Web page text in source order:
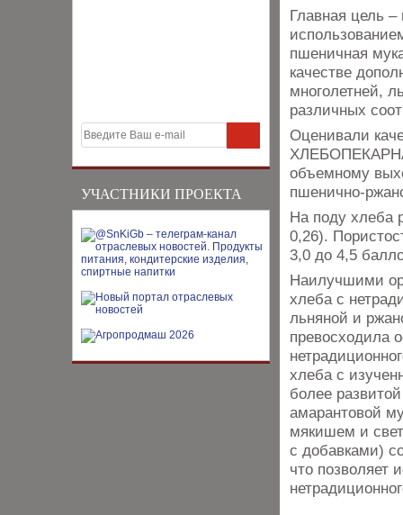
УЧАСТНИКИ ПРОЕКТА
Главная цель –
пшеничная
качестве
многолетней,
различных
Оценивали
объемному
пшенично-
На поду хлеба
0,26).
3,0 до 4,5
Наилучшими
хлеба с
льняной и
превосходила
хлеба с
более
амарантовой
мякишем и
с добавками)
что позволяет